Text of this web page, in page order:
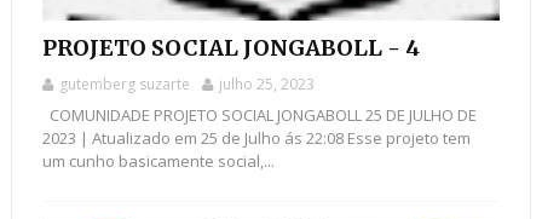
PROJETO SOCIAL JONGABOLL - 4
gutemberg suzarte julho 25, 2023
COMUNIDADE PROJETO SOCIAL JONGABOLL 25 DE JULHO DE
2023 | Atualizado em 25 de Julho ás 22:08 Esse projeto tem
um cunho basicamente social,...